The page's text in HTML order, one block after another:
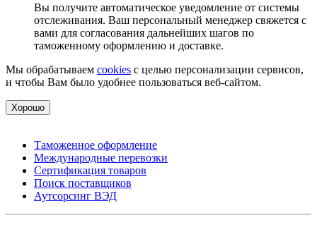
Вы получите автоматическое уведомление от системы
отслеживания. Ваш персональный менеджер свяжется с
вами для согласования дальнейших шагов по
таможенному оформлению и доставке.
Мы обрабатываем cookies с целью персонализации сервисов,
и чтобы Вам было удобнее пользоваться веб-сайтом.
Хорошо
Таможенное оформление
Международные перевозки
Сертификация товаров
Поиск поставщиков
Аутсорсинг ВЭД